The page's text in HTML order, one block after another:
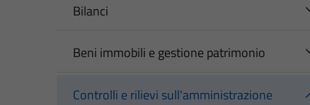
Bilanci
Beni immobili e gestione patrimonio
Controlli e rilievi sull'amministrazione